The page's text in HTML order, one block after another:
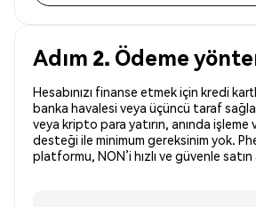
Adım 2. Ödeme
Hesabınızı finanse etmek için kredi
banka havalesi veya üçüncü taraf
veya kripto para yatırın, anında işleme
desteği ile minimum gereksinim yok.
platformu, NON’i hızlı ve güvenle satın